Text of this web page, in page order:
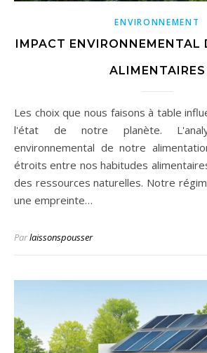
ENVIRONNEMENT
IMPACT ENVIRONNEMENTAL
ALIMENTAIRES
Les choix que nous faisons à table influencent directement
l'état de notre planète.
environnemental de notre
étroits entre nos habitudes
des ressources naturelles. Notre
une empreinte…
Parlaissonspousser